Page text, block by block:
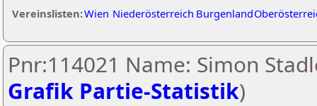
Vereinslisten:Wien Niederösterreich Burgenland
Pnr:114021 Name: Simon
Grafik Partie-Statistik)